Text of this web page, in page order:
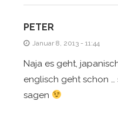
PETER
Januar 8, 2013 - 11:44
Naja es geht,
englisch geht schon
sagen